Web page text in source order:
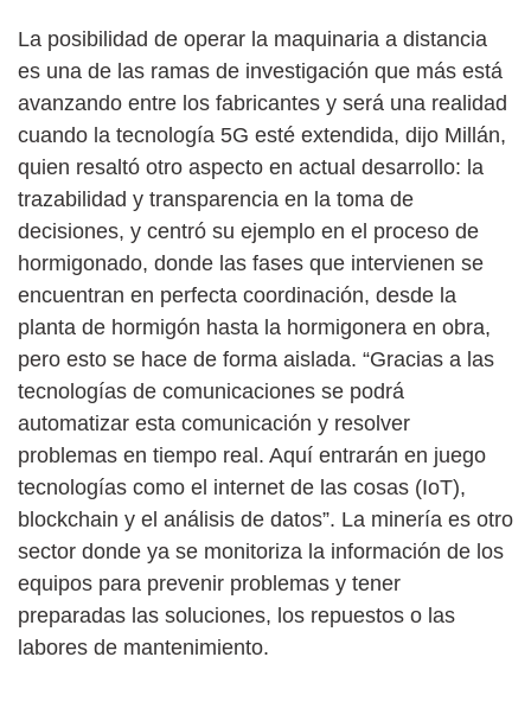
La posibilidad de operar la maquinaria a distancia
es una de las ramas de investigación que más está
avanzando entre los fabricantes y será una realidad
cuando la tecnología 5G esté extendida, dijo Millán,
quien resaltó otro aspecto en actual desarrollo: la
trazabilidad y transparencia en la toma de
decisiones, y centró su ejemplo en el proceso de
hormigonado, donde las fases que intervienen se
encuentran en perfecta coordinación, desde la
planta de hormigón hasta la hormigonera en obra,
pero esto se hace de forma aislada. “Gracias a las
tecnologías de comunicaciones se podrá
automatizar esta comunicación y resolver
problemas en tiempo real. Aquí entrarán en juego
tecnologías como el internet de las cosas (IoT),
blockchain y el análisis de datos”. La minería es otro
sector donde ya se monitoriza la información de los
equipos para prevenir problemas y tener
preparadas las soluciones, los repuestos o las
labores de mantenimiento.